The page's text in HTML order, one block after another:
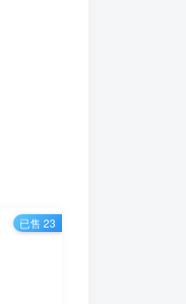
已售 23